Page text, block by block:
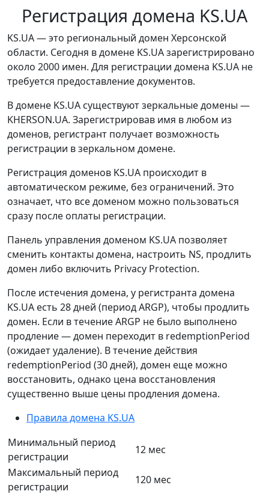
Регистрация домена KS.UA
KS.UA — это региональный домен Херсонской
области. Сегодня в домене KS.UA зарегистрировано
около 2000 имен. Для регистрации домена KS.UA не
требуется предоставление документов.
В домене KS.UA существуют зеркальные домены —
KHERSON.UA. Зарегистрировав имя в любом из
доменов, регистрант получает возможность
регистрации в зеркальном домене.
Регистрация доменов KS.UA происходит в
автоматическом режиме, без ограничений. Это
означает, что все доменом можно пользоваться
сразу после оплаты регистрации.
Панель управления доменом KS.UA позволяет
сменить контакты домена, настроить NS, продлить
домен либо включить Privacy Protection.
После истечения домена, у регистранта домена
KS.UA есть 28 дней (период ARGP), чтобы продлить
домен. Если в течение ARGP не было выполнено
продление — домен переходит в redemptionPeriod
(ожидает удаление). В течение действия
redemptionPeriod (30 дней), домен еще можно
восстановить, однако цена восстановления
существенно выше цены продления домена.
Правила домена KS.UA
Минимальный период
регистрации
12 мес
Максимальный период
регистрации
120 мес